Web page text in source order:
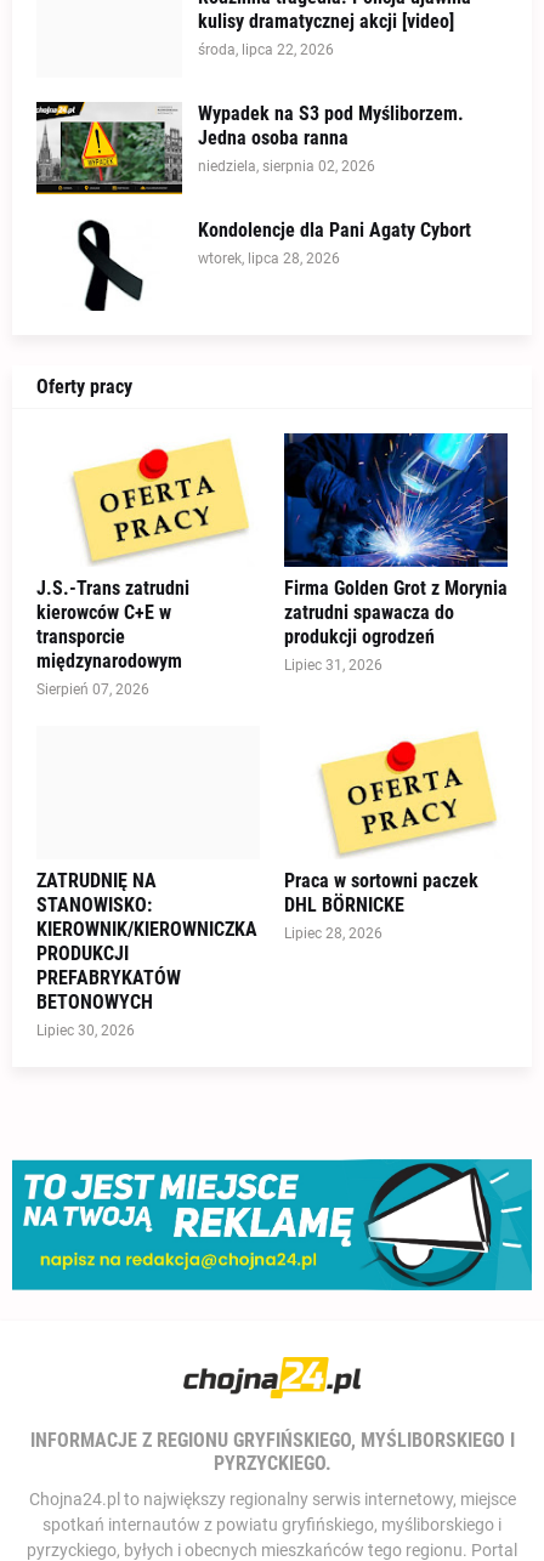
kulisy dramatycznej akcji [video]
środa, lipca 22, 2026
Wypadek na S3 pod Myśliborzem.
Jedna osoba ranna
niedziela, sierpnia 02, 2026
Kondolencje dla Pani Agaty Cybort
wtorek, lipca 28, 2026
Oferty pracy
J.S.-Trans zatrudni
kierowców C+E w
transporcie
międzynarodowym
Sierpień 07, 2026
Firma Golden Grot z Morynia
zatrudni spawacza do
produkcji ogrodzeń
Lipiec 31, 2026
ZATRUDNIĘ NA
STANOWISKO:
KIEROWNIK/KIEROWNICZKA
PRODUKCJI
PREFABRYKATÓW
BETONOWYCH
Lipiec 30, 2026
Praca w sortowni paczek
DHL BÖRNICKE
Lipiec 28, 2026
INFORMACJE Z REGIONU GRYFIŃSKIEGO, MYŚLIBORSKIEGO I
PYRZYCKIEGO.
Chojna24.pl to największy regionalny serwis internetowy, miejsce
spotkań internautów z powiatu gryfińskiego, myśliborskiego i
pyrzyckiego, byłych i obecnych mieszkańców tego regionu. Portal